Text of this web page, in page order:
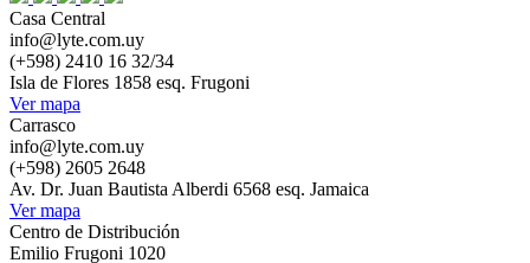
Casa Central
info@lyte.com.uy
(+598) 2410 16 32/34
Isla de Flores 1858 esq. Frugoni
Ver mapa
Carrasco
info@lyte.com.uy
(+598) 2605 2648
Av. Dr. Juan Bautista Alberdi 6568 esq. Jamaica
Ver mapa
Centro de Distribución
Emilio Frugoni 1020